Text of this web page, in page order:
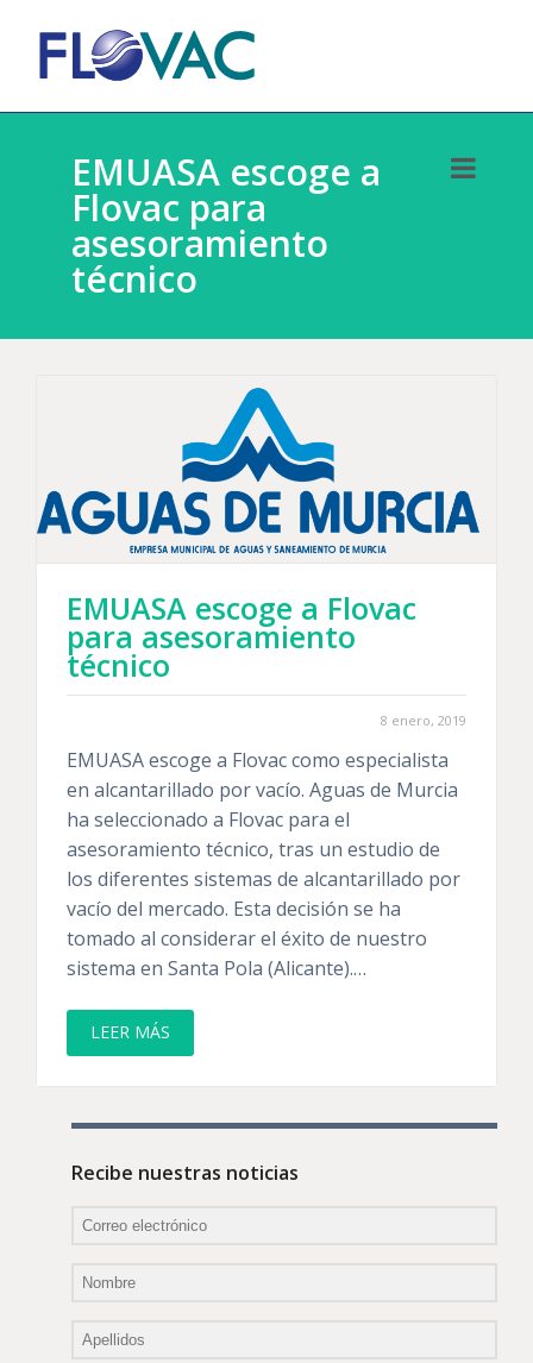
EMUASA escoge a
Flovac para
asesoramiento
técnico
EMUASA escoge a Flovac
para asesoramiento
técnico
8 enero, 2019
EMUASA escoge a Flovac como especialista
en alcantarillado por vacío. Aguas de Murcia
ha seleccionado a Flovac para el
asesoramiento técnico, tras un estudio de
los diferentes sistemas de alcantarillado por
vacío del mercado. Esta decisión se ha
tomado al considerar el éxito de nuestro
sistema en Santa Pola (Alicante).…
LEER MÁS
Recibe nuestras noticias